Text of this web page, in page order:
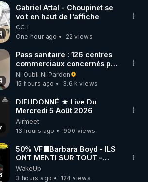
sur l’application de méditation et
:
https://www.envol.app/code
Gabriel Attal - Choupinet se
voit en haut de l'affiche
CCH
One hour ago
22 views
Pass sanitaire : 126 centres
commerciaux concernés par
l'obligation dans toute la
France
Ni Oubli Ni Pardon
15 hours ago
3.6 k views
DIEUDONNÉ ★ Live Du
Mercredi 5 Août 2026
Airmeet
13 hours ago
900 views
50% VF🟩Barbara Boyd - ILS
ONT MENTI SUR TOUT -
Jocelyne Traduction
WakeUp
3 hours ago
124 views